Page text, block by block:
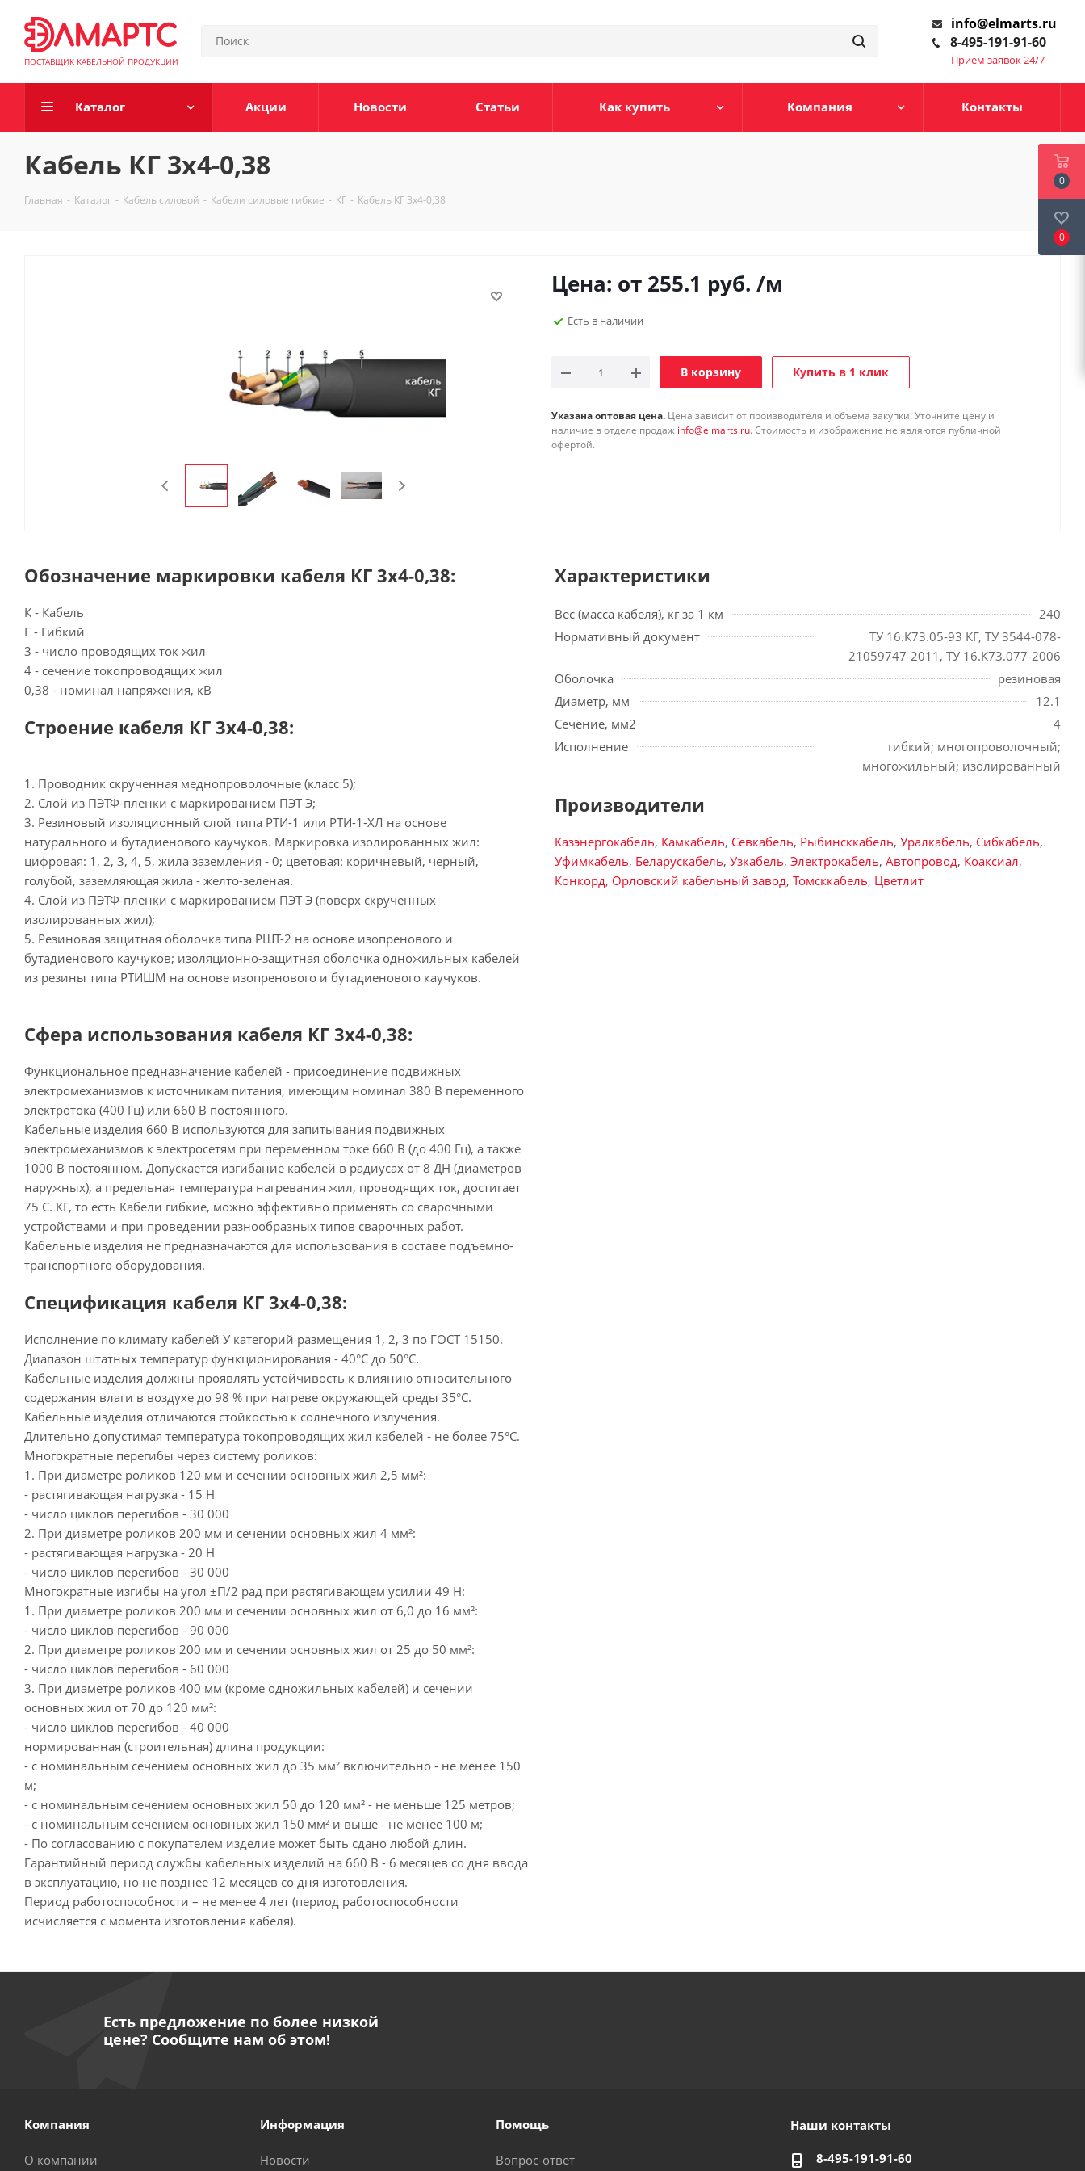
ПОСТАВЩИК КАБЕЛЬНОЙ ПРОДУКЦИИ
info@elmarts.ru
8-495-191-91-60
Прием заявок 24/7
Каталог Акции Новости Статьи Как купить Компания Контакты
Кабель КГ 3х4-0,38
Главная - Каталог - Кабель силовой - Кабели силовые гибкие - КГ - Кабель КГ 3х4-0,38
Цена: от 255.1 руб. /м
Есть в наличии
В корзину Купить в 1 клик
Указана оптовая цена. Цена зависит от производителя и объема закупки. Уточните цену и
наличие в отделе продаж info@elmarts.ru. Стоимость и изображение не являются публичной
офертой.
Обозначение маркировки кабеля КГ 3х4-0,38:
К - Кабель
Г - Гибкий
3 - число проводящих ток жил
4 - сечение токопроводящих жил
0,38 - номинал напряжения, кВ
Строение кабеля КГ 3х4-0,38:
1. Проводник скрученная меднопроволочные (класс 5);
2. Слой из ПЭТФ-пленки с маркированием ПЭТ-Э;
3. Резиновый изоляционный слой типа РТИ-1 или РТИ-1-ХЛ на основе
натурального и бутадиенового каучуков. Маркировка изолированных жил:
цифровая: 1, 2, 3, 4, 5, жила заземления - 0; цветовая: коричневый, черный,
голубой, заземляющая жила - желто-зеленая.
4. Слой из ПЭТФ-пленки с маркированием ПЭТ-Э (поверх скрученных
изолированных жил);
5. Резиновая защитная оболочка типа РШТ-2 на основе изопренового и
бутадиенового каучуков; изоляционно-защитная оболочка одножильных кабелей
из резины типа РТИШМ на основе изопренового и бутадиенового каучуков.
Сфера использования кабеля КГ 3х4-0,38:
Функциональное предназначение кабелей - присоединение подвижных
электромеханизмов к источникам питания, имеющим номинал 380 В переменного
электротока (400 Гц) или 660 В постоянного.
Кабельные изделия 660 В используются для запитывания подвижных
электромеханизмов к электросетям при переменном токе 660 В (до 400 Гц), а также
1000 В постоянном. Допускается изгибание кабелей в радиусах от 8 ДН (диаметров
наружных), а предельная температура нагревания жил, проводящих ток, достигает
75 С. КГ, то есть Кабели гибкие, можно эффективно применять со сварочными
устройствами и при проведении разнообразных типов сварочных работ.
Кабельные изделия не предназначаются для использования в составе подъемно-
транспортного оборудования.
Спецификация кабеля КГ 3х4-0,38:
Исполнение по климату кабелей У категорий размещения 1, 2, 3 по ГОСТ 15150.
Диапазон штатных температур функционирования - 40°С до 50°С.
Кабельные изделия должны проявлять устойчивость к влиянию относительного
содержания влаги в воздухе до 98 % при нагреве окружающей среды 35°С.
Кабельные изделия отличаются стойкостью к солнечного излучения.
Длительно допустимая температура токопроводящих жил кабелей - не более 75°С.
Многократные перегибы через систему роликов:
1. При диаметре роликов 120 мм и сечении основных жил 2,5 мм²:
- растягивающая нагрузка - 15 Н
- число циклов перегибов - 30 000
2. При диаметре роликов 200 мм и сечении основных жил 4 мм²:
- растягивающая нагрузка - 20 Н
- число циклов перегибов - 30 000
Многократные изгибы на угол ±П/2 рад при растягивающем усилии 49 Н:
1. При диаметре роликов 200 мм и сечении основных жил от 6,0 до 16 мм²:
- число циклов перегибов - 90 000
2. При диаметре роликов 200 мм и сечении основных жил от 25 до 50 мм²:
- число циклов перегибов - 60 000
3. При диаметре роликов 400 мм (кроме одножильных кабелей) и сечении
основных жил от 70 до 120 мм²:
- число циклов перегибов - 40 000
нормированная (строительная) длина продукции:
- с номинальным сечением основных жил до 35 мм² включительно - не менее 150
м;
- с номинальным сечением основных жил 50 до 120 мм² - не меньше 125 метров;
- с номинальным сечением основных жил 150 мм² и выше - не менее 100 м;
- По согласованию с покупателем изделие может быть сдано любой длин.
Гарантийный период службы кабельных изделий на 660 В - 6 месяцев со дня ввода
в эксплуатацию, но не позднее 12 месяцев со дня изготовления.
Период работоспособности – не менее 4 лет (период работоспособности
исчисляется с момента изготовления кабеля).
Характеристики
Вес (масса кабеля), кг за 1 км
240
Нормативный документ
ТУ 16.К73.05-93 КГ, ТУ 3544-078-
21059747-2011, ТУ 16.К73.077-2006
Оболочка
резиновая
Диаметр, мм
12.1
Сечение, мм2
4
Исполнение
гибкий; многопроволочный;
многожильный; изолированный
Производители
Казэнергокабель, Камкабель, Севкабель, Рыбинсккабель, Уралкабель, Сибкабель,
Уфимкабель, Беларускабель, Узкабель, Электрокабель, Автопровод, Коаксиал,
Конкорд, Орловский кабельный завод, Томсккабель, Цветлит
Есть предложение по более низкой
цене? Сообщите нам об этом!
Компания
О компании
Информация
Новости
Помощь
Вопрос-ответ
Наши контакты
8-495-191-91-60
0
0